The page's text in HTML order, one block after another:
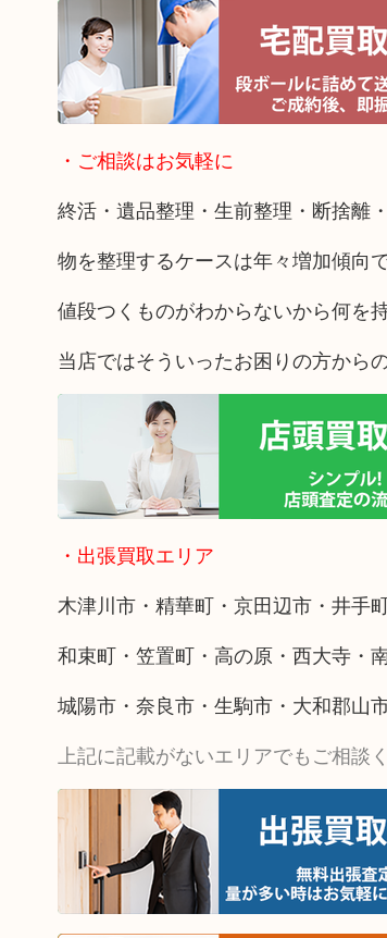
・ご相談はお気軽に
終活・遺品整理・生前整理・断捨離
物を整理するケースは年々増加傾向で
値段つくものがわからないから何を
当店ではそういったお困りの方から
・出張買取エリア
木津川市・精華町・京田辺市・井手
和束町・笠置町・高の原・西大寺・
城陽市・奈良市・生駒市・大和郡山
上記に記載がないエリアでもご相談